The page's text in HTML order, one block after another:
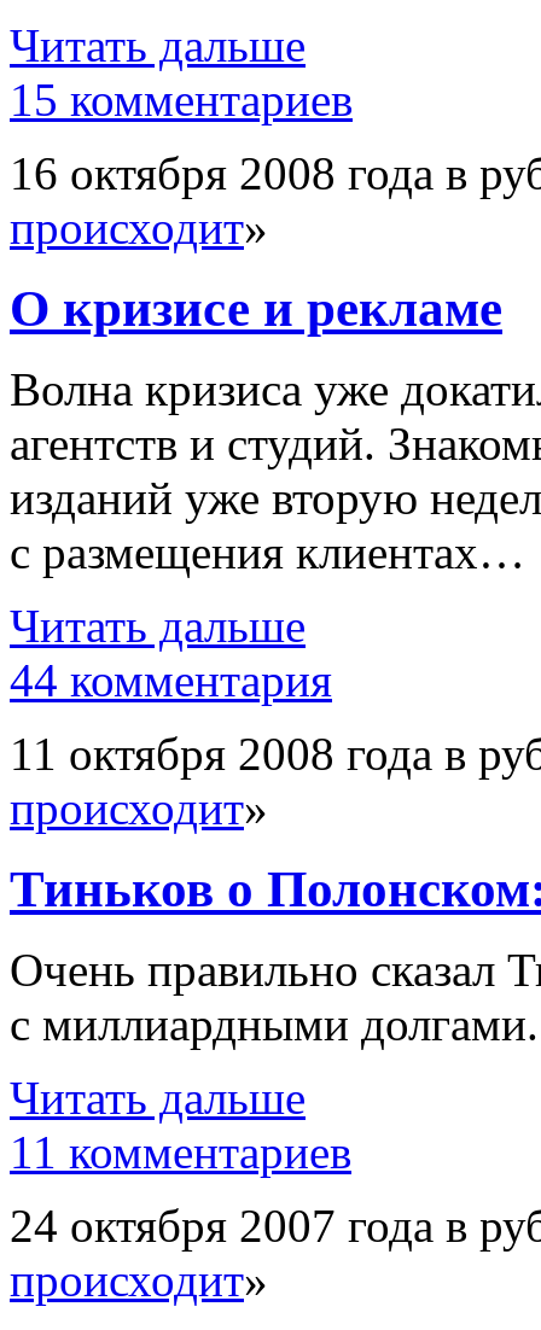
Читать дальше
15 комментариев
16 октября 2008 года в
происходит»
О кризисе и рекламе
Волна кризиса уже
агентств и студий.
изданий уже вторую
с размещения клиентах…
Читать дальше
44 комментария
11 октября 2008 года в
происходит»
Тиньков о
Очень правильно сказал
с миллиардными
Читать дальше
11 комментариев
24 октября 2007 года в
происходит»